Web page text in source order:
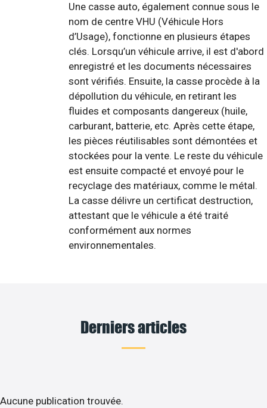
Une casse auto, également connue sous le
nom de centre VHU (Véhicule Hors
d’Usage), fonctionne en plusieurs étapes
clés. Lorsqu’un véhicule arrive, il est d'abord
enregistré et les documents nécessaires
sont vérifiés. Ensuite, la casse procède à la
dépollution du véhicule, en retirant les
fluides et composants dangereux (huile,
carburant, batterie, etc. Après cette étape,
les pièces réutilisables sont démontées et
stockées pour la vente. Le reste du véhicule
est ensuite compacté et envoyé pour le
recyclage des matériaux, comme le métal.
La casse délivre un certificat destruction,
attestant que le véhicule a été traité
conformément aux normes
environnementales.
Derniers articles
Aucune publication trouvée.